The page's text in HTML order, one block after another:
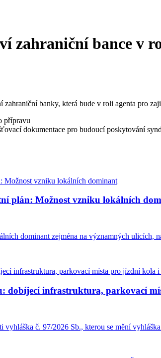
zahraniční bance v
banky, která bude v roli agenta pro
přípravu
dokumentace pro budoucí poskytování
plán: Možnost vzniku lokálních
dominant zejména na významných ulicích,
dobíjecí infrastruktura, parkovací
vyhláška č. 97/2026 Sb., kterou se mění